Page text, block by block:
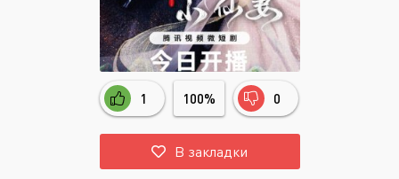
Регистрация Восстановить пароль
Или войти через
1 100% 0
В закладки